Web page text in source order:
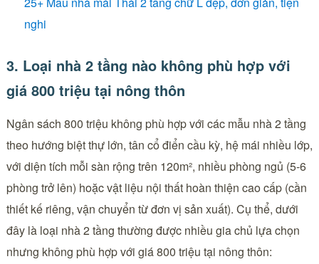
nghi
3. Loại nhà 2 tầng nào không phù hợp với
giá 800 triệu tại nông thôn
Ngân sách 800 triệu không phù hợp với các mẫu nhà 2 tầng
theo hướng biệt thự lớn, tân cổ điển cầu kỳ, hệ mái nhiều lớp,
với diện tích mỗi sàn rộng trên 120m², nhiều phòng ngủ (5-6
phòng trở lên) hoặc vật liệu nội thất hoàn thiện cao cấp (cần
thiết kế riêng, vận chuyển từ đơn vị sản xuất). Cụ thể, dưới
đây là loại nhà 2 tầng thường được nhiều gia chủ lựa chọn
nhưng không phù hợp với giá 800 triệu tại nông thôn: